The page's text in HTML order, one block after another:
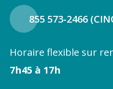
855 573-2466
Horaire flexible sur
7h45 à 17h